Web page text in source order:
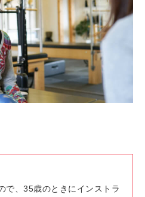
で、35歳のときにインストラ